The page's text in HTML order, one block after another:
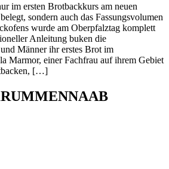
im ersten Brotbackkurs am neuen
sondern auch das Fassungsvolumen
wurde am Oberpfalztag komplett
Anleitung buken die
Männer ihr erstes Brot im
Marmor, einer Fachfrau auf ihrem Gebiet
[…]